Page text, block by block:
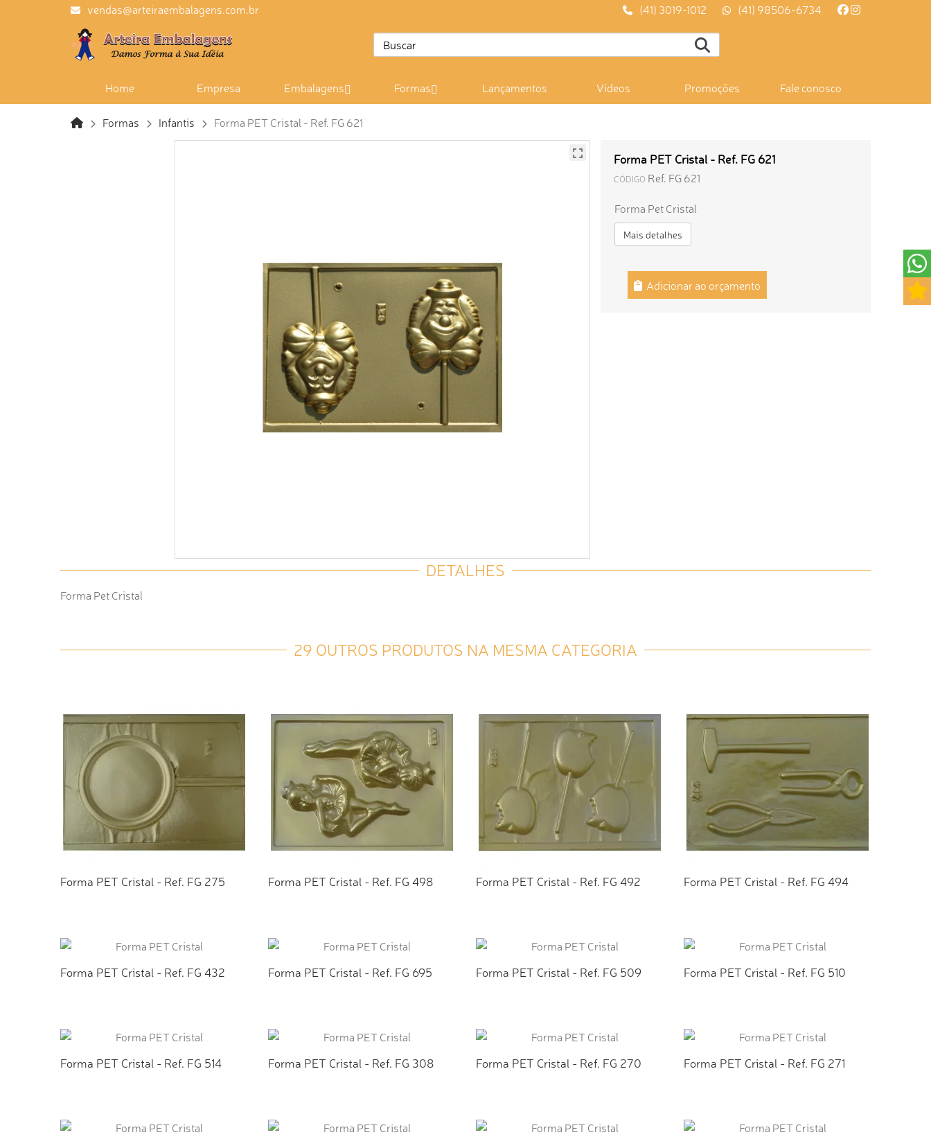
vendas@arteiraembalagens.com.br (41) 3019-1012 (41) 98506-6734
Home Empresa Embalagens Formas Lançamentos Vídeos Promoções Fale conosco
Formas Infantis Forma PET Cristal - Ref. FG 621
Forma PET Cristal - Ref. FG 621
CÓDIGO Ref. FG 621
Forma Pet Cristal
Mais detalhes
Adicionar ao orçamento
DETALHES
Forma Pet Cristal
29 OUTROS PRODUTOS NA MESMA CATEGORIA
Forma PET Cristal - Ref. FG 275 Forma PET Cristal - Ref. FG 498 Forma PET Cristal - Ref. FG 492 Forma PET Cristal - Ref. FG 494
Forma PET Cristal - Ref. FG 432 Forma PET Cristal - Ref. FG 695 Forma PET Cristal - Ref. FG 509 Forma PET Cristal - Ref. FG 510
Forma PET Cristal - Ref. FG 514 Forma PET Cristal - Ref. FG 308 Forma PET Cristal - Ref. FG 270 Forma PET Cristal - Ref. FG 271